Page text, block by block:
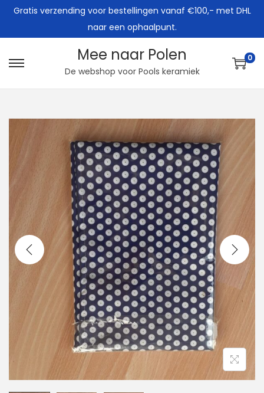
Gratis verzending voor bestellingen vanaf €100,- met DHL
naar een ophaalpunt.
G
a
a
r
n
a
v
i
g
a
t
i
e
G
a
a
r
d
e
i
n
h
o
u
d
Mee naar Polen
De webshop voor Pools keramiek
0